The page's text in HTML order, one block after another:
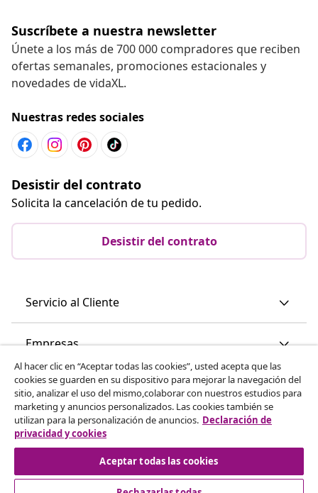
Suscríbete a nuestra newsletter
Únete a los más de 700 000 compradores que reciben
ofertas semanales, promociones estacionales y
novedades de vidaXL.
Nuestras redes sociales
Desistir del contrato
Solicita la cancelación de tu pedido.
Desistir del contrato
Servicio al Cliente
Empresas
vidaXL
Descubre mas
Al hacer clic en “Aceptar todas las cookies”, usted acepta que las
cookies se guarden en su dispositivo para mejorar la navegación del
sitio, analizar el uso del mismo,colaborar con nuestros estudios para
marketing y anuncios personalizados. Las cookies también se
utilizan para la personalización de anuncios. Declaración de
privacidad y cookies
Aceptar todas las cookies